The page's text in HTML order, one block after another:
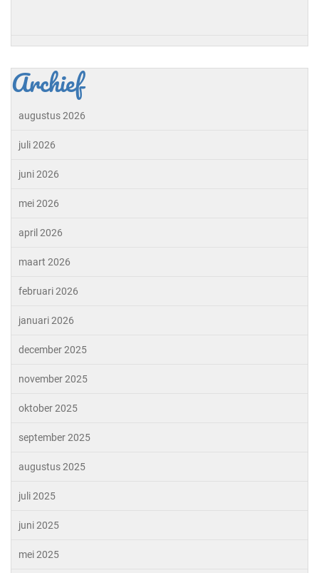
Archief
augustus 2026
juli 2026
juni 2026
mei 2026
april 2026
maart 2026
februari 2026
januari 2026
december 2025
november 2025
oktober 2025
september 2025
augustus 2025
juli 2025
juni 2025
mei 2025